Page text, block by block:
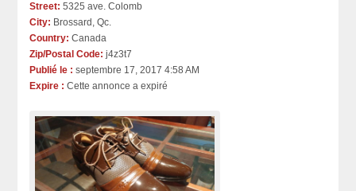
Street: 5325 ave. Colomb
City: Brossard, Qc.
Country: Canada
Zip/Postal Code: j4z3t7
Publié le : septembre 17, 2017 4:58 AM
Expire : Cette annonce a expiré